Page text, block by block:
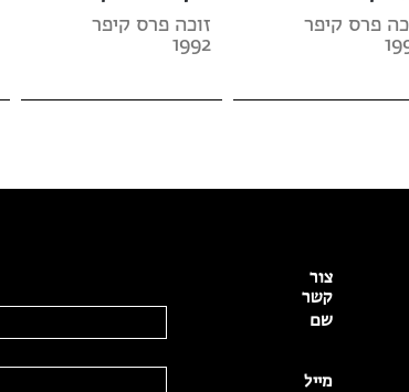
פרס קיפר
זוכה פרס קיפר
1992
צור
קשר
שם
מייל